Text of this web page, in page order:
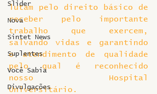
Slider
Nova
Sintet News
Suplentes
Você Sabia
Divulgações
lutam pelo direito básico de
receber pelo importante
trabalho que exercem,
salvando vidas e garantindo
o atendimento de qualidade
pelo qual é reconhecido
nosso Hospital
Universitário.